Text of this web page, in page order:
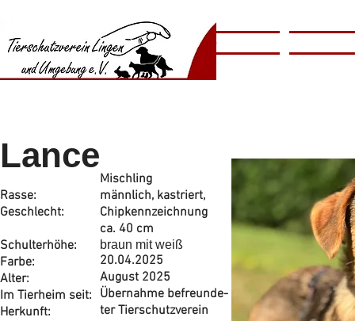
​​Animal
​ShelterHome
Lance
Rasse:
Geschlecht:
Schulterhöhe:
Farbe:
Alter:
Im Tierheim seit:
Herkunft:
Mischling
männlich, kastriert,
Chipkennzeichnung
ca. 40 cm
braun mit weiß
20.04.2025
August 2025
Übernahme befreunde-
ter Tierschutzverein